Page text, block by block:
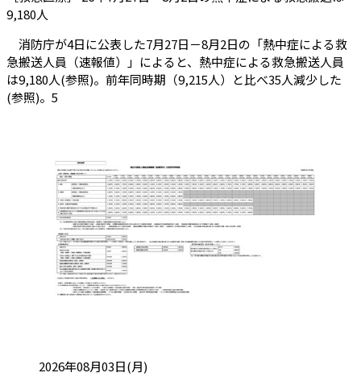
9,180人
消防庁が4日に公表した7月27日－8月2日の「熱中症による救
急搬送人員（速報値）」によると、熱中症による救急搬送人員
は9,180人(参照)。前年同時期（9,215人）と比べ35人減少した
(参照)。5
投稿日:2026年08月03日(月)